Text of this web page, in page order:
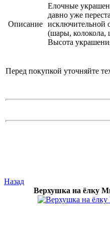
Описание
Елочные
давно уже
исключительной
(шары, колокола,
Высота
Перед покупкой уточняйте
Назад
Верхушка на ёлку